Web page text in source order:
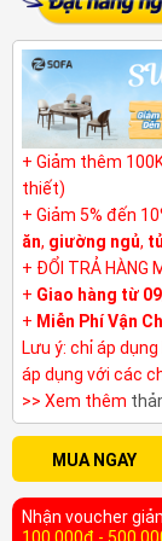
+ Giảm thêm
thiết)
+ Giảm 5% đến
ăn, giường ngủ,
+ ĐỔI TRẢ HÀNG
+ Giao hàng từ
+ Miễn Phí Vận
Lưu ý: chỉ áp
áp dụng với các
>> Xem thêm
MUA NGAY
Nhận voucher